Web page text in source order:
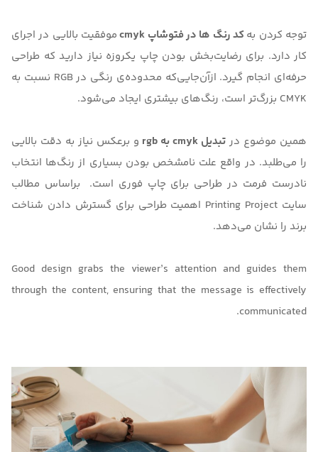
توجه کردن بهکد رنگ ها در فتوشاپ cmyk
موفقیت بالایی در اجرای
کار دارد. برای رضایت‌بخش بودن چاپ یکروزه نیاز دارید که طراحی
حرفه‌ای انجام گیرد. ازآن‌جایی‌که محدوده‌ی رنگی در RGB نسبت به
CMYK بزرگ‌تر است، رنگ‌های بیشتری ایجاد می‌شود.
همین موضوع در تبدیل cmyk به rgb
و برعکس نیاز به دقت بالایی
را می‌طلبد. در واقع علت نامشخص بودن بسیاری از رنگ‌ها انتخاب
نادرست فرمت در طراحی برای چاپ فوری است. براساس مطالب
سایت Printing Project اهمیت طراحی برای گسترش دادن شناخت
برند را نشان می‌دهد.
Good design grabs the viewer’s attention and guides them
through the content, ensuring that the message is effectively
communicated.